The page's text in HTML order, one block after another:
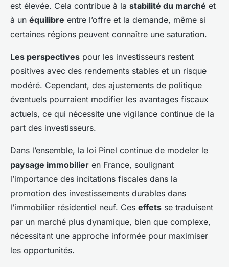
est élevée. Cela contribue à la stabilité du marché et
à un équilibre entre l’offre et la demande, même si
certaines régions peuvent connaître une saturation.
Les perspectives pour les investisseurs restent
positives avec des rendements stables et un risque
modéré. Cependant, des ajustements de politique
éventuels pourraient modifier les avantages fiscaux
actuels, ce qui nécessite une vigilance continue de la
part des investisseurs.
Dans l’ensemble, la loi Pinel continue de modeler le
paysage immobilier en France, soulignant
l’importance des incitations fiscales dans la
promotion des investissements durables dans
l’immobilier résidentiel neuf. Ces effets se traduisent
par un marché plus dynamique, bien que complexe,
nécessitant une approche informée pour maximiser
les opportunités.